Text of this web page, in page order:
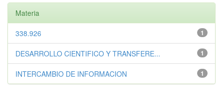
Materia
1
338.926
1
DESARROLLO CIENTIFICO Y TRANSFERE...
1
INTERCAMBIO DE INFORMACION